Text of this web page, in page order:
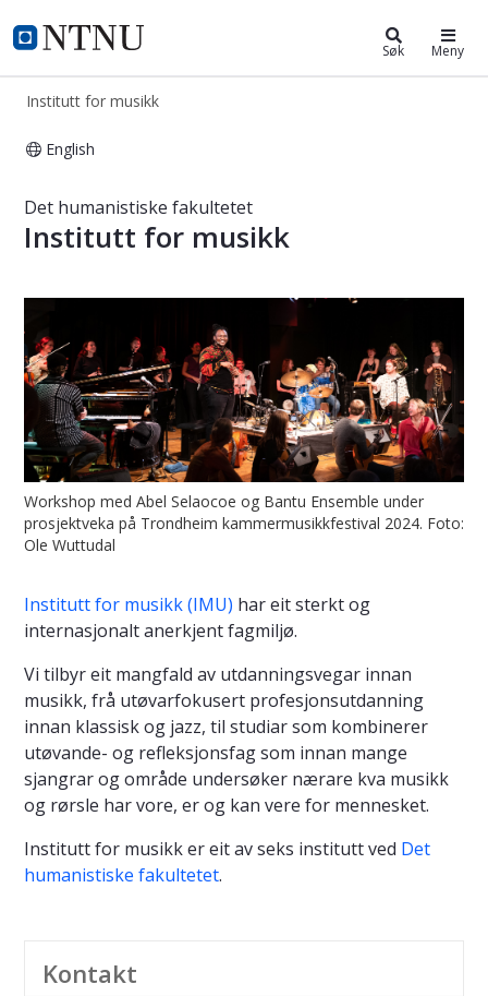
NTNU Hjemmeside
Institutt for musikk Søk Meny
Institutt for musikk
English
Det humanistiske fakultetet
Institutt for musikk
Workshop med Abel Selaocoe og Bantu Ensemble under
prosjektveka på Trondheim kammermusikkfestival 2024. Foto:
Ole Wuttudal
Institutt for musikk (IMU) har eit sterkt og
internasjonalt anerkjent fagmiljø.
Vi tilbyr eit mangfald av utdanningsvegar innan
musikk, frå utøvarfokusert profesjonsutdanning
innan klassisk og jazz, til studiar som kombinerer
utøvande- og refleksjonsfag som innan mange
sjangrar og område undersøker nærare kva musikk
og rørsle har vore, er og kan vere for mennesket.
Institutt for musikk er eit av seks institutt ved Det
humanistiske fakultetet.
Kontakt